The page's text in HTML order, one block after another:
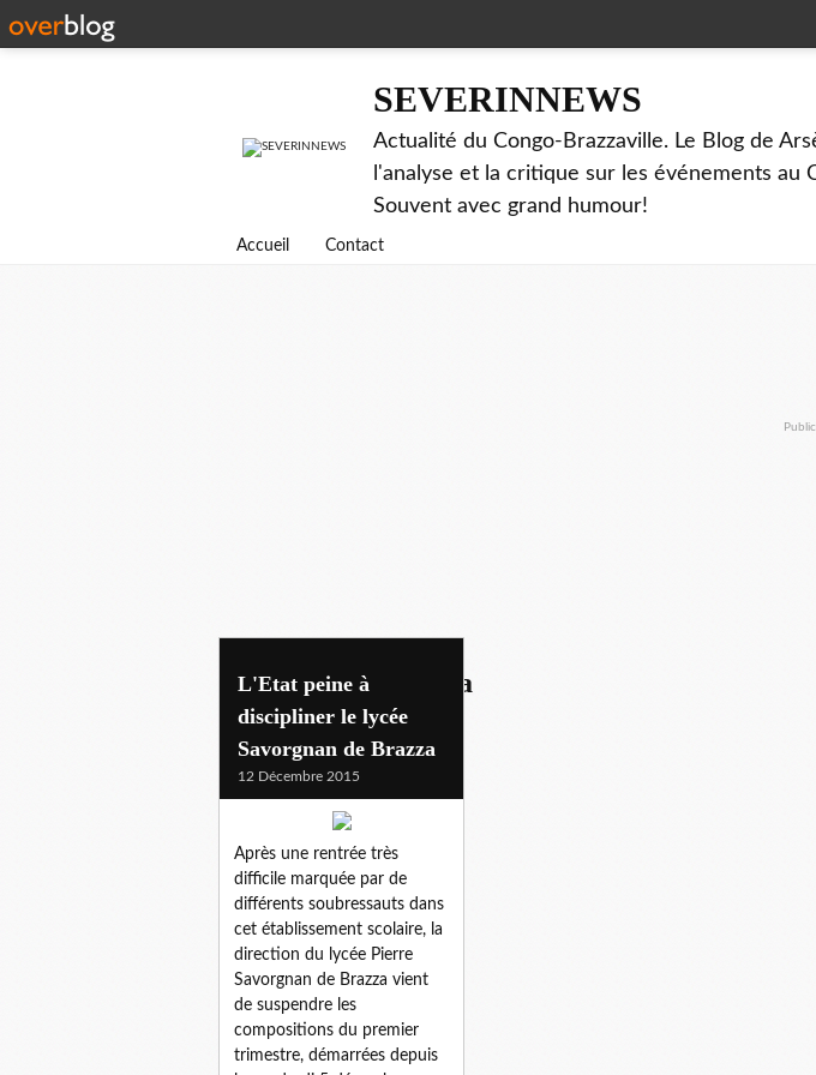
SEVERINNEWS
Actualité du Congo-Brazzaville. Le Blog de
l'analyse et la critique sur les événements au
Souvent avec grand humour!
Accueil Contact
savorgnan de brazza
L'Etat peine à
discipliner le lycée
Savorgnan de Brazza
12 Décembre 2015
Après une rentrée très
difficile marquée par de
différents soubressauts dans
cet établissement scolaire, la
direction du lycée Pierre
Savorgnan de Brazza vient
de suspendre les
compositions du premier
trimestre, démarrées depuis